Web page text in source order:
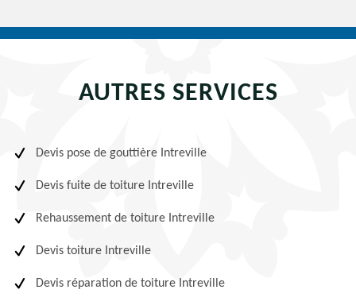
AUTRES SERVICES
Devis pose de gouttière Intreville
Devis fuite de toiture Intreville
Rehaussement de toiture Intreville
Devis toiture Intreville
Devis réparation de toiture Intreville